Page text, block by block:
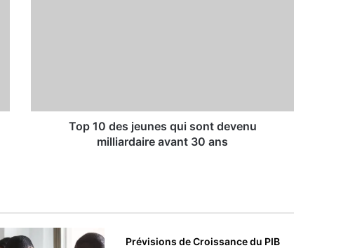
Real Madrid, Barça, Premier League : Quel est le club européen le plus populaire en Afrique en 2026 ?
Top 10 des jeunes qui sont devenu
milliardaire avant 30 ans
Prévisions de Croissance du PIB